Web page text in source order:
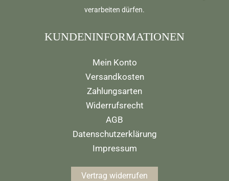
verarbeiten dürfen.
KUNDENINFORMATIONEN
Mein Konto
Versandkosten
Zahlungsarten
Widerrufsrecht
AGB
Datenschutzerklärung
Impressum
Vertrag widerrufen